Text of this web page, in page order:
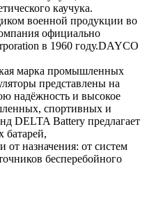
каучука.
военной продукции во
официально
в 1960 году.DAYCO
марка промышленных
представлены на
надёжность и высокое
спортивных и
DELTA Battery предлагает
батарей,
от назначения: от систем
бесперебойного